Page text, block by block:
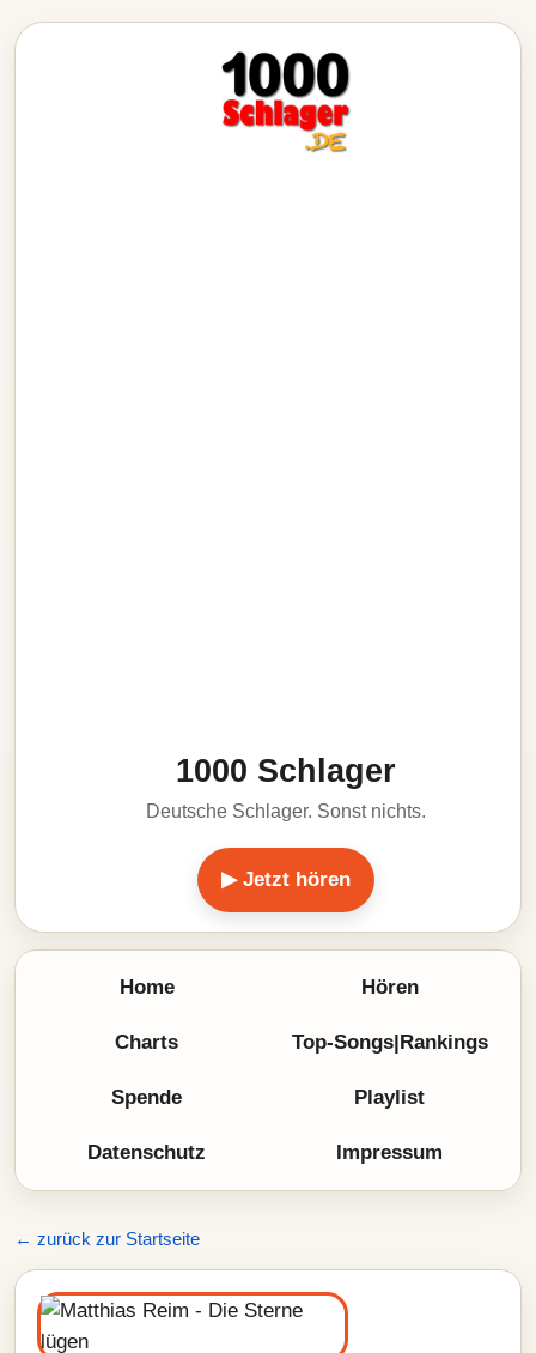
1000 Schlager
Deutsche Schlager. Sonst nichts.
▶ Jetzt hören
Home Hören
Charts Top-Songs|Rankings
Spende Playlist
Datenschutz Impressum
← zurück zur Startseite